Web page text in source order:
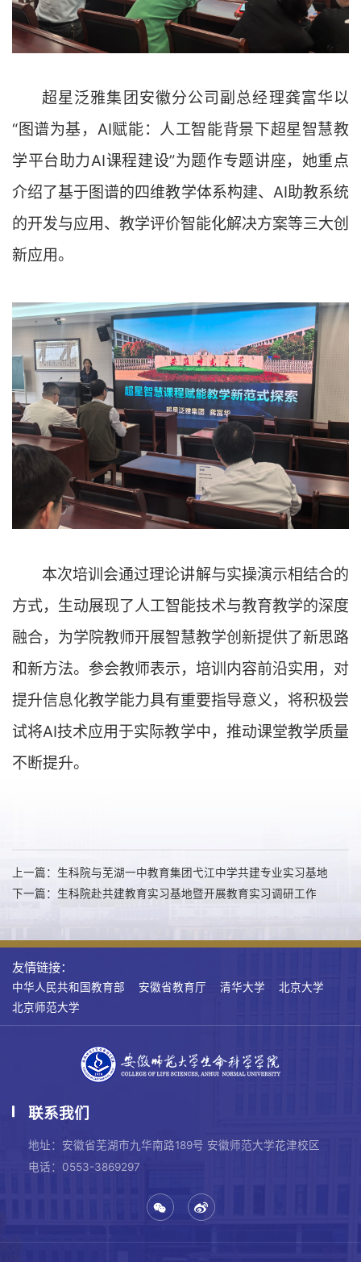
超星泛雅集团安徽分公司副总经理龚富华以
“图谱为基，AI赋能：人工智能背景下超星智慧教
学平台助力AI课程建设”为题作专题讲座，她重点
介绍了基于图谱的四维教学体系构建、 AI助教系统
的开发与应用、 教学评价智能化解决方案等三大创
新应用。
本次培训会通过理论讲解与实操演示相结合的
方式，生动展现了人工智能技术与教育教学的深度
融合，为学院教师开展智慧教学创新提供了新思路
和新方法。参会教师表示，培训内容前沿实用，对
提升信息化教学能力具有重要指导意义，将积极尝
试将AI技术应用于实际教学中，推动课堂教学质量
不断提升。
上一篇：生科院与芜湖一中教育集团弋江中学共建专业实习基地
下一篇：生科院赴共建教育实习基地暨开展教育实习调研工作
友情链接：
中华人民共和国教育部 安徽省教育厅 清华大学
北京大学
北京师范大学
联系我们
地址：安徽省芜湖市九华南路189号 安徽师范大学花津校区
电话：0553-3869297